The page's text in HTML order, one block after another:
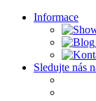
Informace
Sledujte nás